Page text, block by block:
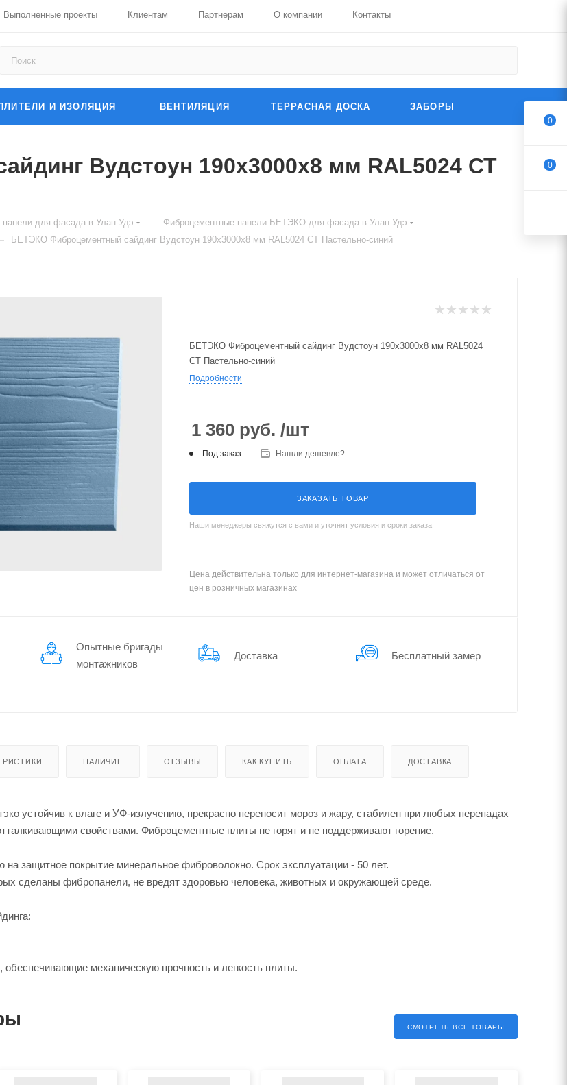
Выполненные проекты Клиентам Партнерам О компании Контакты
И ИЗОЛЯЦИЯ ВЕНТИЛЯЦИЯ ТЕРРАСНАЯ ДОСКА ЗАБОРЫ
Вудстоун 190х3000х8 мм RAL5024 СТ
для фасада в Улан-Удэ — Фиброцементные панели БЕТЭКО для фасада в Улан-Удэ —
БЕТЭКО Фиброцементный сайдинг Вудстоун 190х3000х8 мм RAL5024 СТ Пастельно-синий
БЕТЭКО Фиброцементный сайдинг Вудстоун 190х3000х8 мм RAL5024
СТ Пастельно-синий
Подробности
1 360 руб. /шт
Под заказ Нашли дешевле?
ЗАКАЗАТЬ ТОВАР
Наши менеджеры свяжутся с вами и уточнят условия и сроки заказа
Цена действительна только для интернет-магазина и может отличаться от
цен в розничных магазинах
Опытные бригады
монтажников
Доставка Бес­плат­ный замер
НАЛИЧИЕ ОТЗЫВЫ КАК КУПИТЬ ОПЛАТА ДОСТАВКА
устойчив к влаге и УФ-излучению, прекрасно переносит мороз и жару, стабилен при любых перепадах
свойствами. Фиброцементные плиты не горят и не поддерживают горение.
на защитное покрытие минеральное фиброволокно. Срок эксплуатации - 50 лет.
сделаны фибропанели, не вредят здоровью человека, животных и окружающей среде.
механическую прочность и легкость плиты.
СМОТРЕТЬ ВСЕ ТОВАРЫ
0
0